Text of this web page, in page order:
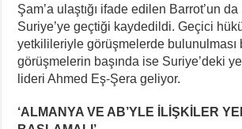
Şam’a ulaştığı ifade edilen Barrot’un
Suriye’ye geçtiği kaydedildi. Geçici
yetkilileriyle görüşmelerde
görüşmelerin başında ise Suriye’deki
lideri Ahmed Eş-Şera geliyor.
‘ALMANYA VE AB’YLE İLİŞKİLER